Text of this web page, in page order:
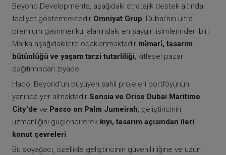
Beyond Developments, aşağıdaki stratejik destek altında
faaliyet göstermektedir Omniyat Grup, Dubai'nin ultra
premium gayrimenkul alanındaki en saygın isimlerinden biri.
Marka aşağıdakilere odaklanmaktadır mi̇mari̇, tasarim
bütünlüğü ve yaşam tarzi tutarliliği, kitlesel pazar
dağıtımından ziyade.
Hado, Beyond'un büyüyen sahil projeleri portföyünün
yanında yer almaktadır Sensia ve Orise Dubai Maritime
City'de ve Passo on Palm Jumeirah, geliştiricinin
uzmanlığını güçlendirerek kıyı, tasarım açısından ileri
konut çevreleri.
Bu soyağacı, özellikle geliştiricinin güvenilirliğine ve uzun